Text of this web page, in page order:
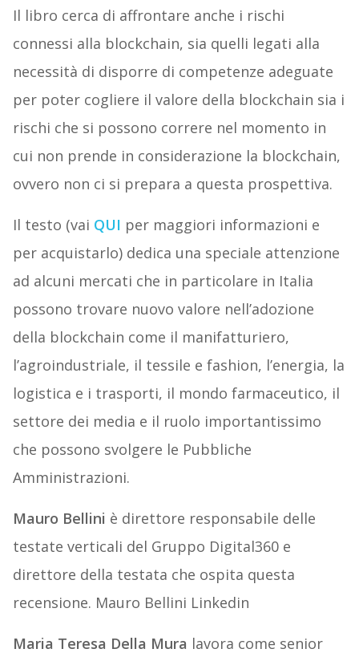
Il libro cerca di affrontare anche i rischi
connessi alla blockchain, sia quelli legati alla
necessità di disporre di competenze adeguate
per poter cogliere il valore della blockchain sia i
rischi che si possono correre nel momento in
cui non prende in considerazione la blockchain,
ovvero non ci si prepara a questa prospettiva.
Il testo (vai QUI per maggiori informazioni e
per acquistarlo) dedica una speciale attenzione
ad alcuni mercati che in particolare in Italia
possono trovare nuovo valore nell’adozione
della blockchain come il manifatturiero,
l’agroindustriale, il tessile e fashion, l’energia, la
logistica e i trasporti, il mondo farmaceutico, il
settore dei media e il ruolo importantissimo
che possono svolgere le Pubbliche
Amministrazioni.
Mauro Bellini è direttore responsabile delle
testate verticali del Gruppo Digital360 e
direttore della testata che ospita questa
recensione. Mauro Bellini Linkedin
Maria Teresa Della Mura lavora come senior